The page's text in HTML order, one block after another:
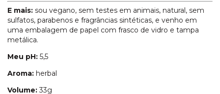
E mais: sou vegano, sem testes em animais, natural, sem
sulfatos, parabenos e fragrâncias sintéticas, e venho em
uma embalagem de papel com frasco de vidro e tampa
metálica.
Meu pH: 5,5
Aroma: herbal
Volume:33g